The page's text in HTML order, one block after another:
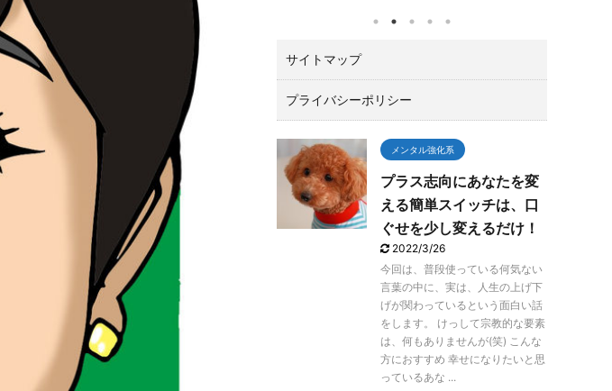
そして、あきらめないことの大切さを教えてく
れる、そんなエピソードです。 GDOニュース
10/30(土) 版に心に響くニュースが掲載されて
いましたのでその内容を紹介いたします。 ゴ
ルフ最高峰のアメリカPGAツアー（バミューダ
選手権２日目１０／２９）でスポンサー推薦枠
で出場した54歳のブライアン・モリスが初日８
９，２日目９２のスコアでダントツ最下位で予
選落ちしました。 まあスコアを見れば当然の結
果で、「なんだコイ ...
シップ（10／21～24）でトータル１５アンダー
０万円。日本ツアーと較べてひとケタ違いま
す。 最後の１８番ロングホールでは、２オンで
ワンパットのイーグルで締める圧巻の終わり方
でガッツポーズ。 いやあカッコよすぎて「やっ
した。 今回は、肝心なとこ ...
サイトマップ
プライバシーポリシー
メンタル強化系
プラス志向にあなたを変
える簡単スイッチは、口
ぐせを少し変えるだけ！
2022/3/26
今回は、普段使っている何気ない
言葉の中に、実は、人生の上げ下
げが関わっているという面白い話
をします。 けっして宗教的な要素
は、何もありませんが(笑) こんな
方におすすめ 幸せになりたいと思
っているあな ...